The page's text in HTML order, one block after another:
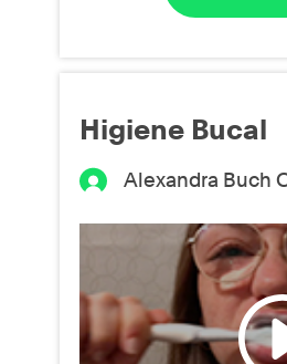
Higiene Bucal
Alexandra Buch